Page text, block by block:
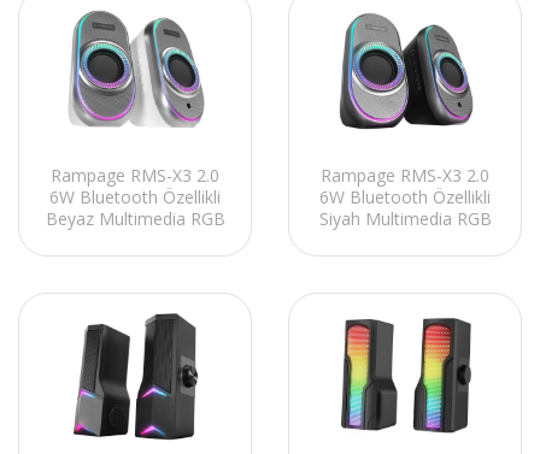
Rampage RMS-X3 2.0
6W Bluetooth Özellikli
Beyaz Multimedia RGB
Speaker
Rampage RMS-X3 2.0
6W Bluetooth Özellikli
Siyah Multimedia RGB
Speaker